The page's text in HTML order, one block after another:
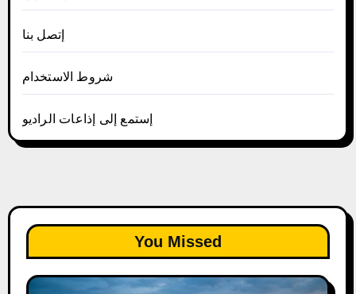
إتصل بنا
شروط الاستخدام
إستمع إلى إذاعات الراديو
You Missed